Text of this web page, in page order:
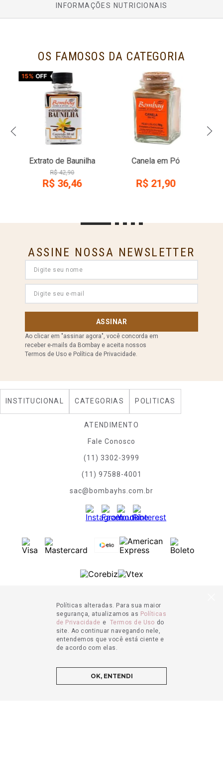
Políticas alteradas. Para sua maior
segurança, atualizamos as Políticas
de Privacidade e Termos de Uso do
site. Ao continuar navegando nele,
entendemos que você está ciente e
de acordo com elas.
OK, ENTENDI
ADICIONAR AO CARRINHO
INFORMAÇÕES NUTRICIONAIS
OS FAMOSOS DA CATEGORIA
15% OFF
Extrato de Baunilha
R$ 42,90
R$ 36,46
Canela em Pó
R$ 21,90
ASSINE NOSSA NEWSLETTER
ASSINAR
Ao clicar em "assinar agora", você concorda em
receber e-mails da Bombay e aceita nossos
Termos de Uso e Política de Privacidade.
INSTITUCIONAL CATEGORIAS POLITICAS
ATENDIMENTO
Fale Conosco
(11) 3302-3999
(11) 97588-4001
sac@bombayhs.com.br